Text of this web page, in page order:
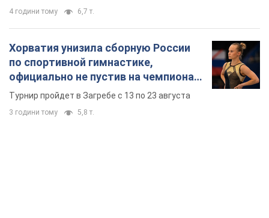
4 години тому 6,7 т.
Хорватия унизила сборную России
по спортивной гимнастике,
официально не пустив на чемпионат
Европы основных спортсменов
Турнир пройдет в Загребе с 13 по 23 августа
3 години тому 5,8 т.